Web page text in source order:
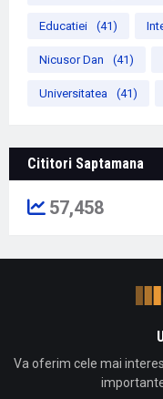
Educatiei (41)
Nicusor Dan (41)
Universitatea (41)
Cititori Saptamana
57,458
Va oferim cele mai